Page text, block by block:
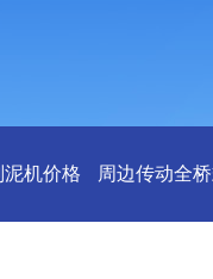
泥机价格 周边传动全